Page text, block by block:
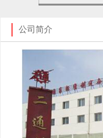
公司简介